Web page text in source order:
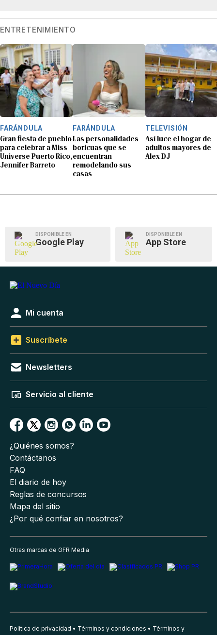
ENTRETENIMIENTO
FARÁNDULA
Gran fiesta de pueblo
para celebrar a Miss
Universe Puerto Rico,
Jennifer Barreto
FARÁNDULA
Las personalidades
boricuas que se
encuentran
remodelando sus
casas
TELEVISIÓN
Así luce el hogar de
adultos mayores de
Alex DJ
DISPONIBLE EN
Google Play
DISPONIBLE EN
App Store
Mi cuenta
Suscríbete
Newsletters
Servicio al cliente
¿Quiénes somos?
Contáctanos
FAQ
El diario de hoy
Reglas de concursos
Mapa del sitio
¿Por qué confiar en nosotros?
Otras marcas de GFR Media
Política de privacidad Términos y condiciones Términos y